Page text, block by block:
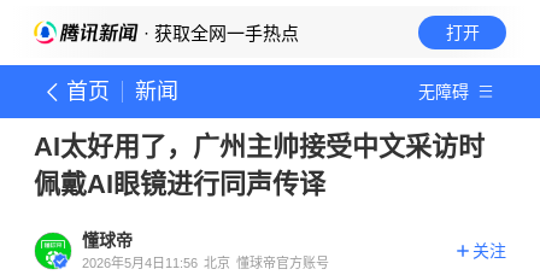
· 获取全网一手热点 打开
首页 新闻 无障碍
AI太好用了，广州主帅接受中文采访时
佩戴AI眼镜进行同声传译
懂球帝
2026年5月4日11:56 北京 懂球帝官方账号
关注